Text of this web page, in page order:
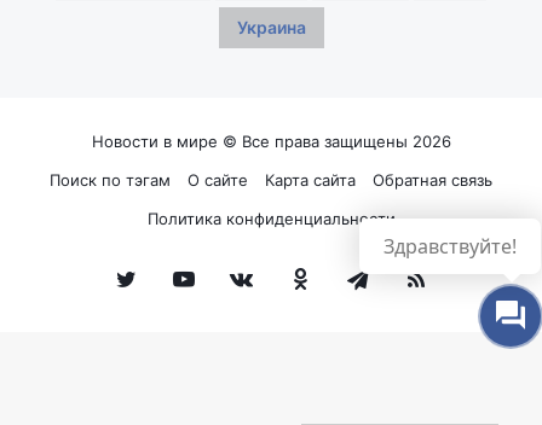
Украина
Новости в мире © Все права защищены 2026
Поиск по тэгам
О сайте Карта сайта
Обратная связь
Политика конфиденциальности
TwitterYouTubevk.comОдноклассники
Telegram
RSS
Здравствуйте!